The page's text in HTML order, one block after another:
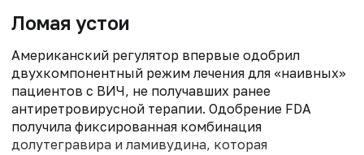
Ломая устои
Американский регулятор впервые одобрил
двухкомпонентный режим лечения для «наивных»
пациентов с ВИЧ, не получавших ранее
антиретровирусной терапии. Одобрение FDA
получила фиксированная комбинация
долутегравира и ламивудина, которая